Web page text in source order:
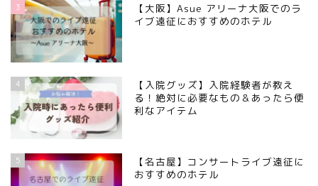
3
【大阪】Asue アリーナ大阪でのラ
イブ遠征におすすめのホテル
4
【入院グッズ】入院経験者が教え
る！絶対に必要なもの＆あったら便
利なアイテム
5
【名古屋】コンサートライブ遠征に
おすすめのホテル